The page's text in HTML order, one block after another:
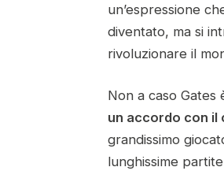
un’espressione
diventato, ma si
rivoluzionare il
Non a caso
un accordo con il
grandissimo
lunghissime